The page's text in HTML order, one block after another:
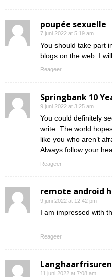
poupée sexuelle
7 juni 2022 at 5:19 am
You should take part
blogs on the web. I
Reageer
Springbank 10
9 juni 2022 at 3:25 am
You could definitely
write. The world
like you who aren’t
Always follow your
Reageer
remote android
9 juni 2022 at 12:42 pm
I am impressed with
Reageer
Langhaarfrisuren
11 juni 2022 at 7:08 am